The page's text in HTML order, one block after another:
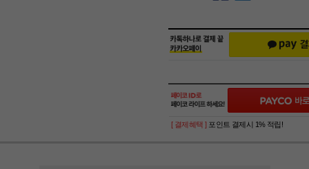
[ 결제혜택 ] 포인트 결제시 1% 적립!